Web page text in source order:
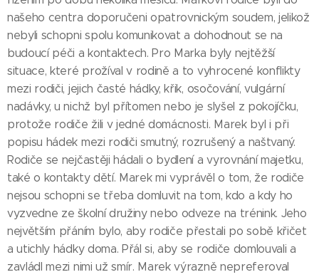
našeho centra doporučeni opatrovnickým soudem, jelikož
nebyli schopni spolu komunikovat a dohodnout se na
budoucí péči a kontaktech. Pro Marka byly nejtěžší
situace, které prožíval v rodině a to vyhrocené konflikty
mezi rodiči, jejich časté hádky, křik, osočování, vulgární
nadávky, u nichž byl přítomen nebo je slyšel z pokojíčku,
protože rodiče žili v jedné domácnosti. Marek byl i při
popisu hádek mezi rodiči smutný, rozrušený a naštvaný.
Rodiče se nejčastěji hádali o bydlení a vyrovnání majetku,
také o kontakty dětí. Marek mi vyprávěl o tom, že rodiče
nejsou schopni se třeba domluvit na tom, kdo a kdy ho
vyzvedne ze školní družiny nebo odveze na trénink. Jeho
největším přáním bylo, aby rodiče přestali po sobě křičet
a utichly hádky doma. Přál si, aby se rodiče domlouvali a
zavládl mezi nimi už smír. Marek výrazně nepreferoval